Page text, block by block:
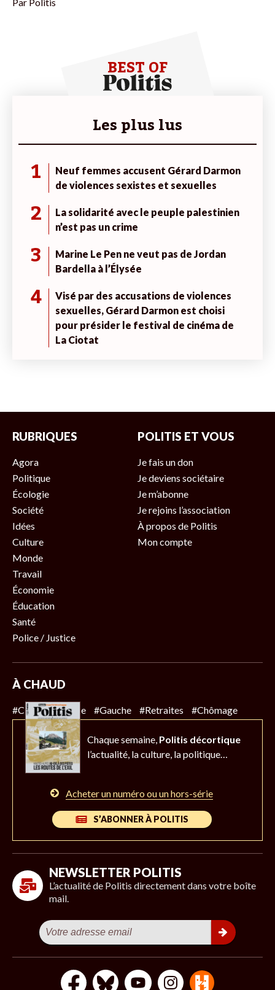
BEST OF
Les plus lus
1
Neuf femmes accusent Gérard Darmon
de violences sexistes et sexuelles
2
La solidarité avec le peuple palestinien
n’est pas un crime
3
Marine Le Pen ne veut pas de Jordan
Bardella à l’Élysée
4
Visé par des accusations de violences
sexuelles, Gérard Darmon est choisi
pour présider le festival de cinéma de
La Ciotat
RUBRIQUES
Agora
Politique
Écologie
Société
Idées
Culture
Monde
Travail
Économie
Éducation
Santé
Police / Justice
POLITIS ET VOUS
Je fais un don
Je deviens sociétaire
Je m’abonne
Je rejoins l’association
À propos de Politis
Mon compte
À CHAUD
#Climat #Police #Gauche #Retraites #Chômage
Chaque semaine, Politis décortique
l’actualité, la culture, la politique…
Acheter un numéro ou un hors-série
S’ABONNER À POLITIS
NEWSLETTER POLITIS
L’actualité de Politis directement dans votre boîte
mail.